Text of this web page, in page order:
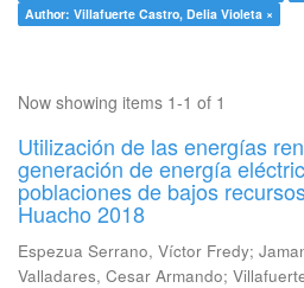
Author: Villafuerte Castro, Delia Violeta ×
Now showing items 1-1 of 1
Utilización de las energías
generación de energía
poblaciones de bajos
Huacho 2018
Espezua Serrano, Víctor Fredy;
Valladares, Cesar Armando;